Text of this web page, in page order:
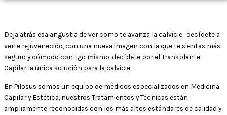
Deja atrás esa angustia de ver como te avanza la calvicie, decídete a
verte rejuvenecido, con una nueva imagen con la que te sientas más
seguro y cómodo contigo mismo, decídete por el Transplante
Capilar la única solución para la calvicie.
En Pilosus somos un equipo de médicos especializados en Medicina
Capilar y Estética, nuestros Tratamientos y Técnicas están
ampliamente reconocidas con los más altos estándares de calidad y